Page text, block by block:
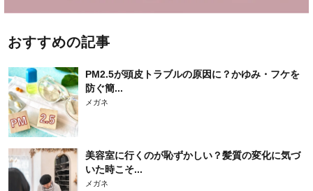
おすすめの記事
PM2.5が頭皮トラブルの原因に？かゆみ・フケを
防ぐ簡...
メガネ
美容室に行くのが恥ずかしい？髪質の変化に気づ
いた時こそ...
メガネ